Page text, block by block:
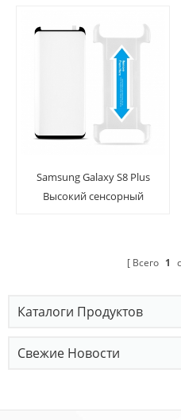
Samsung Galaxy S8 Plus
Высокий сенсорный
Всего 1
Каталоги Продуктов
Свежие Новости